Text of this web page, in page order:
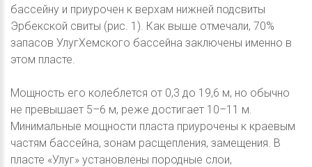
бассейну и приурочен к верхам нижней подсвиты
Эрбекской свиты (рис. 1). Как выше отмечали, 70%
запасов УлугХемского бассейна заключены именно в
этом пласте.
Мощность его колеблется от 0,3 до 19,6 м, но обычно
не превышает 5–6 м, реже достигает 10–11 м.
Минимальные мощности пласта приурочены к краевым
частям бассейна, зонам расщепления, замещения. В
пласте «Улуг» установлены породные слои,